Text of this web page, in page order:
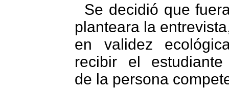
Se decidió que
planteara la
en validez
recibir el estudiante
de la persona